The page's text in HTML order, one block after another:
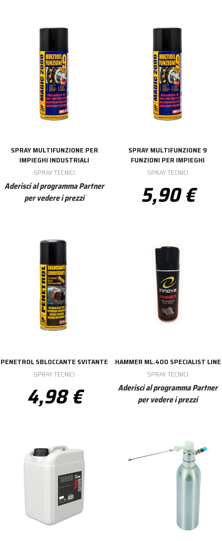
SPRAY MULTIFUNZIONE PER
IMPIEGHI INDUSTRIALI
SPRAY TECNICI
Aderisci al programma Partner
per vedere i prezzi
SPRAY MULTIFUNZIONE 9
FUNZIONI PER IMPIEGHI
SPRAY TECNICI
5,90 €
PENETROL SBLOCCANTE SVITANTE
SPRAY TECNICI
4,98 €
HAMMER ML.400 SPECIALIST LINE
SPRAY TECNICI
Aderisci al programma Partner
per vedere i prezzi